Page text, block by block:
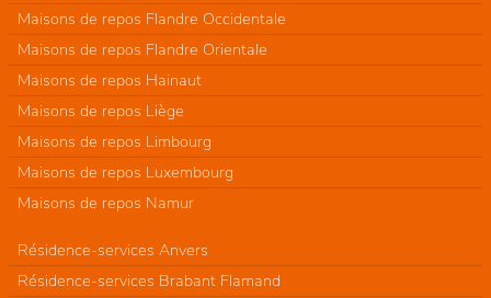
Maisons de repos Flandre Occidentale
Maisons de repos Flandre Orientale
Maisons de repos Hainaut
Maisons de repos Liège
Maisons de repos Limbourg
Maisons de repos Luxembourg
Maisons de repos Namur
Résidence-services Anvers
Résidence-services Brabant Flamand